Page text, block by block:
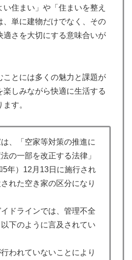
住まい」や「住まいを整え
、単に建物だけでなく、その
適さを大切にする意味合いが
ことには多くの魅力と課題が
楽しみながら快適に生活する
す。
、「空家等対策の推進に
の一部を改正する法律」
5年）12月13日に施行され
れた空き家の区分になり
ドラインでは、管理不全
下のように言及されてい
行われていないことにより